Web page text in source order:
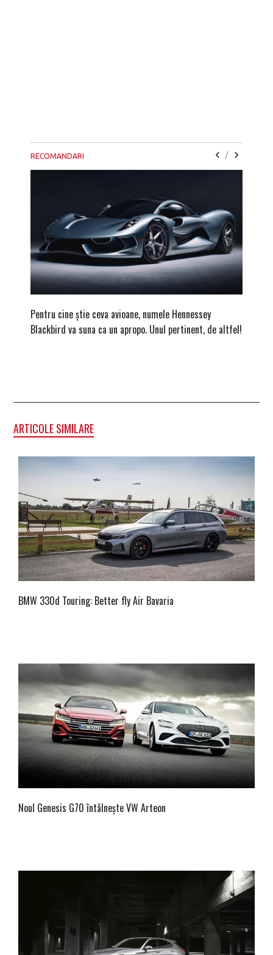
RECOMANDARI /
Pentru cine știe ceva avioane, numele Hennessey
Blackbird va suna ca un apropo. Unul pertinent, de altfel!
ARTICOLE SIMILARE
BMW 330d Touring: Better fly Air Bavaria
Noul Genesis G70 întâlnește VW Arteon